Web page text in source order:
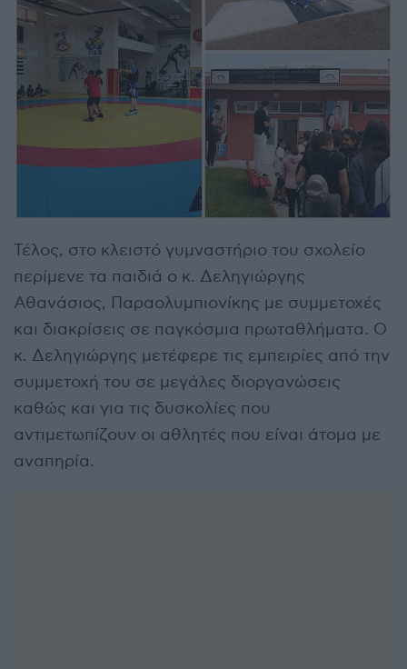
Τέλος, στο κλειστό γυμναστήριο του σχολείο
περίμενε τα παιδιά ο κ. Δεληγιώργης
Αθανάσιος, Παραολυμπιονίκης με συμμετοχές
και διακρίσεις σε παγκόσμια πρωταθλήματα. Ο
κ. Δεληγιώργης μετέφερε τις εμπειρίες από την
συμμετοχή του σε μεγάλες διοργανώσεις
καθώς και για τις δυσκολίες που
αντιμετωπίζουν οι αθλητές που είναι άτομα με
αναπηρία.